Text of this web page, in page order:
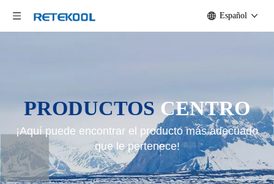
Español
PRODUCTOS CENTRO
¡Aquí puede encontrar el producto más adecuado
que le pertenece!